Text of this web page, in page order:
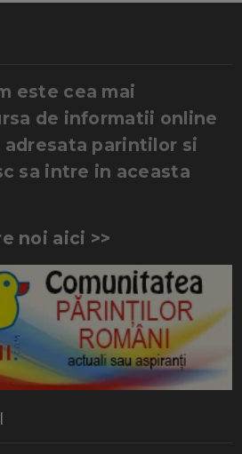
este cea mai
de informatii online
adresata parintilor si
sa intre in aceasta
noi aici >>